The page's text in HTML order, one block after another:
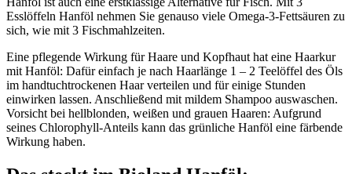
Esslöffeln Hanföl nehmen Sie genauso viele Omega-3-Fettsäuren zu
sich, wie mit 3 Fischmahlzeiten.
Eine pflegende Wirkung für Haare und Kopfhaut hat eine Haarkur
mit Hanföl: Dafür einfach je nach Haarlänge 1 – 2 Teelöffel des Öls
im handtuchtrockenen Haar verteilen und für einige Stunden
einwirken lassen. Anschließend mit mildem Shampoo auswaschen.
Vorsicht bei hellblonden, weißen und grauen Haaren: Aufgrund
seines Chlorophyll-Anteils kann das grünliche Hanföl eine färbende
Wirkung haben.